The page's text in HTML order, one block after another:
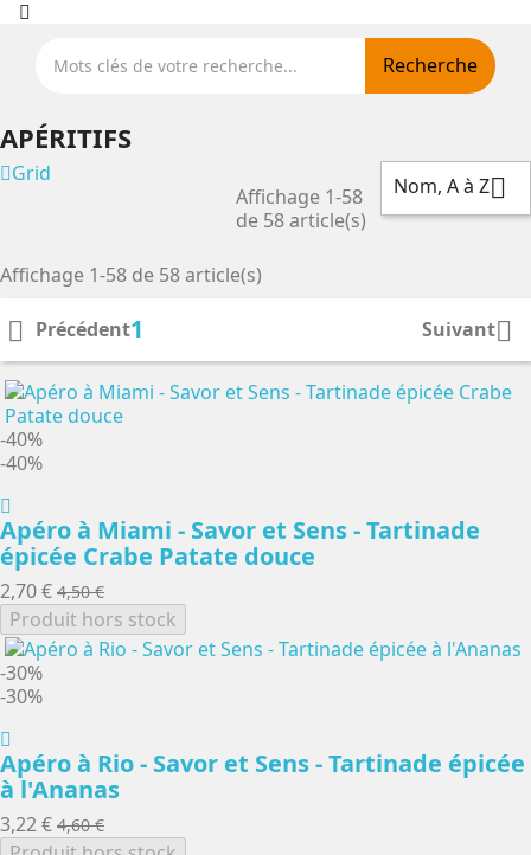
Recherche
APÉRITIFS
Grid Nom, A à Z
Affichage 1-58
de 58 article(s)
Affichage 1-58 de 58 article(s)
 Précédent1 Suivant
-40%
-40%
Apéro à Miami - Savor et Sens - Tartinade
épicée Crabe Patate douce
2,70 € 4,50 €
Produit hors stock
-30%
-30%
Apéro à Rio - Savor et Sens - Tartinade épicée
à l'Ananas
3,22 € 4,60 €